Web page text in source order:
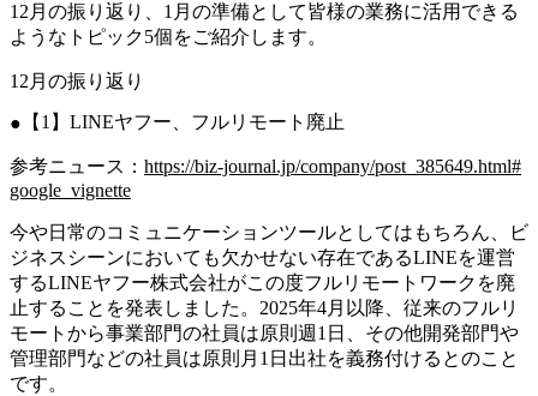
12月の振り返り、1月の準備として皆様の業務に活用できる
ようなトピック5個をご紹介します。
12月の振り返り
【1】LINEヤフー、フルリモート廃止
参考ニュース： https://biz-journal.jp/company/post_385649.html#
google_vignette
今や日常のコミュニケーションツールとしてはもちろん、ビ
ジネスシーンにおいても欠かせない存在であるLINEを運営
するLINEヤフー株式会社がこの度フルリモートワークを廃
止することを発表しました。2025年4月以降、従来のフルリ
モートから事業部門の社員は原則週1日、その他開発部門や
管理部門などの社員は原則月1日出社を義務付けるとのこと
です。